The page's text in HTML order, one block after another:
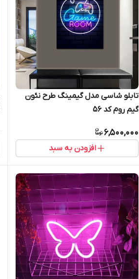
تابلو شاسی مدل گیمینگ طرح نئون
گیم روم کد 56
6,500,000
افزودن به سبد